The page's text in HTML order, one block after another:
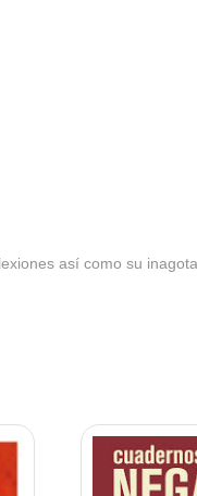
así como su